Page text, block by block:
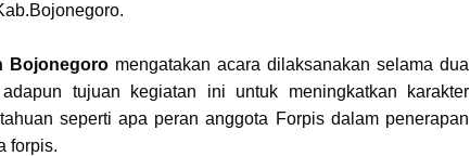
Bojonegoro mengatakan acara dilaksanakan selama dua
tujuan kegiatan ini untuk meningkatkan karakter
seperti apa peran anggota Forpis dalam penerapan
forpis.